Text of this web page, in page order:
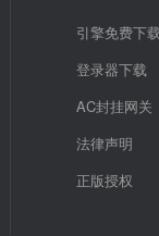
引擎免费下
登录器下载
AC封挂网关
法律声明
正版授权